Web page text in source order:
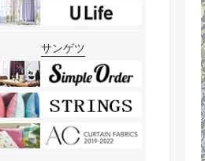
サンゲツ